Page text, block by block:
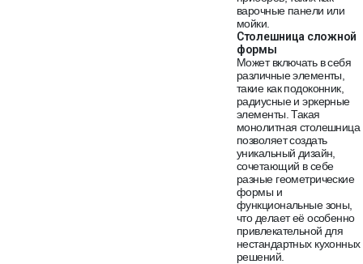
варочные панели или
мойки.
Столешница сложной
формы
Может включать в себя
различные элементы,
такие как подоконник,
радиусные и эркерные
элементы. Такая
монолитная столешница
позволяет создать
уникальный дизайн,
сочетающий в себе
разные геометрические
формы и
функциональные зоны,
что делает её особенно
привлекательной для
нестандартных кухонных
решений.